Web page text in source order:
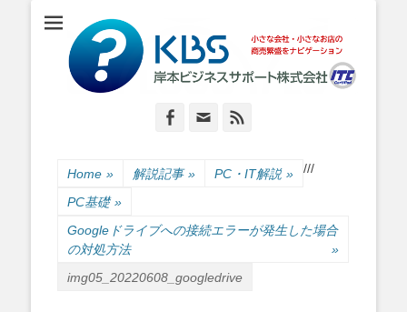
岸本ビジネスサポ
ート株式会社
小さな会社・小さなお店のIT経営をナビゲーション
Facebook
Email
Home » 解説記事 » /
PC・IT解説 » /
PC基礎 »
/
Googleドライブへの接続エラーが発生した場合
の対処方法
»
img05_20220608_googledrive